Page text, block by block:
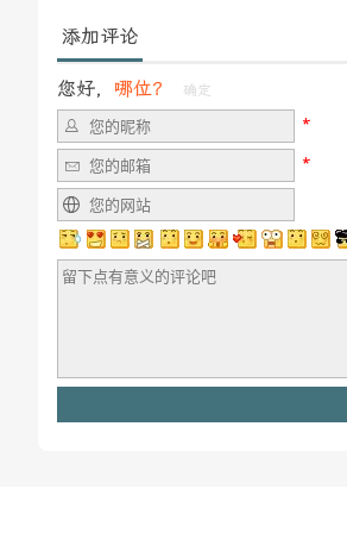
添加评论
您好， 哪位？ 确定